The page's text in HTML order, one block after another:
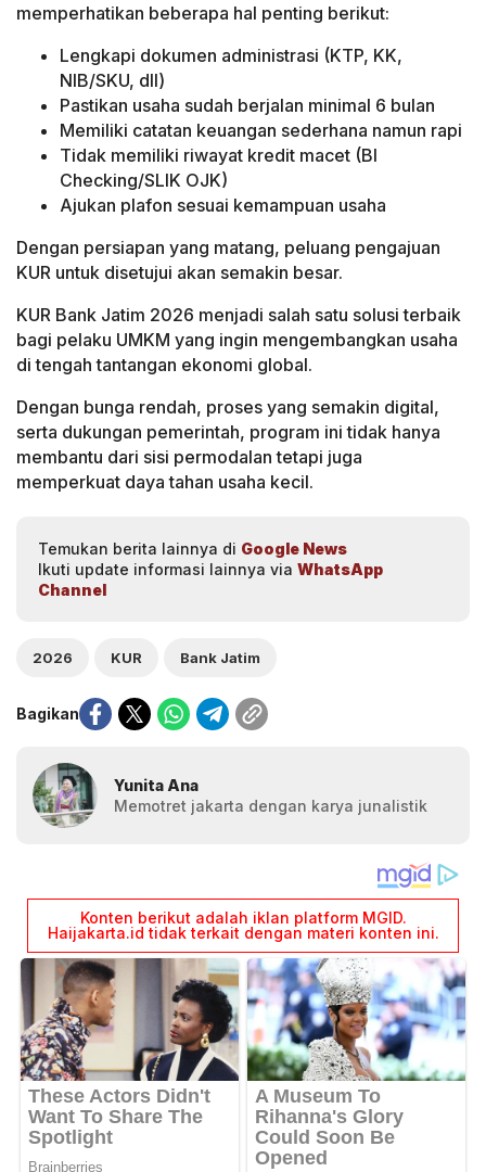
memperhatikan beberapa hal penting berikut:
Lengkapi dokumen administrasi (KTP, KK,
NIB/SKU, dll)
Pastikan usaha sudah berjalan minimal 6 bulan
Memiliki catatan keuangan sederhana namun rapi
Tidak memiliki riwayat kredit macet (BI
Checking/SLIK OJK)
Ajukan plafon sesuai kemampuan usaha
Dengan persiapan yang matang, peluang pengajuan
KUR untuk disetujui akan semakin besar.
KUR Bank Jatim 2026 menjadi salah satu solusi terbaik
bagi pelaku UMKM yang ingin mengembangkan usaha
di tengah tantangan ekonomi global.
Dengan bunga rendah, proses yang semakin digital,
serta dukungan pemerintah, program ini tidak hanya
membantu dari sisi permodalan tetapi juga
memperkuat daya tahan usaha kecil.
Temukan berita lainnya di Google News
Ikuti update informasi lainnya via WhatsApp
Channel
2026 KUR Bank Jatim
Bagikan
Yunita Ana
Memotret jakarta dengan karya junalistik